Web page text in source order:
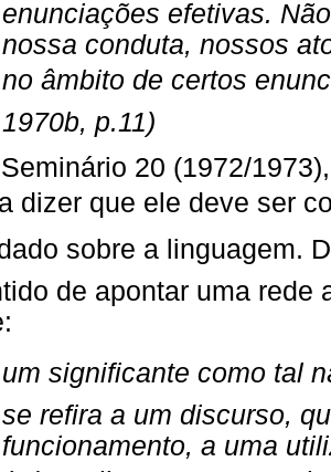
enunciações efetivas.
nossa conduta, nossos
no âmbito de certos
1970b, p.11)
20 (1972/
dizer que ele deve ser
sobre a linguagem.
de apontar uma rede
um significante como tal
se refira a um discurso,
funcionamento, a uma